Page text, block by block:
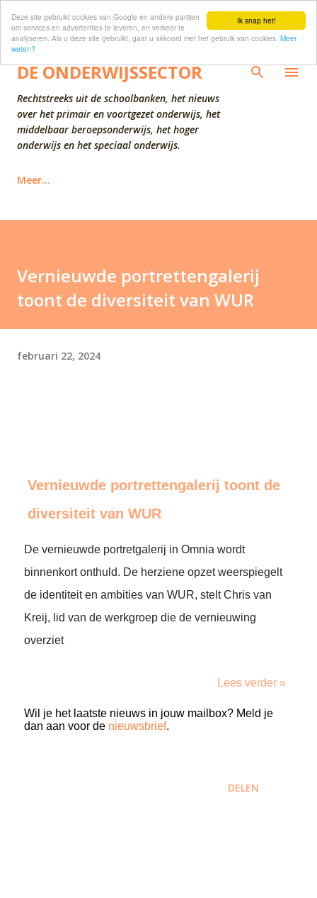
Ik snap het!
Deze site gebruikt cookies van Google en andere partijen
om services en advertenties te leveren, en verkeer te
analyseren. Als u deze site gebruikt, gaat u akkoord met het gebruik van cookies. Meer
weten?
Doorgaan naar hoofdcontent
DE ONDERWIJSSECTOR
Rechtstreeks uit de schoolbanken, het nieuws
over het primair en voortgezet onderwijs, het
middelbaar beroepsonderwijs, het hoger
onderwijs en het speciaal onderwijs.
Meer…
Vernieuwde portrettengalerij
toont de diversiteit van WUR
februari 22, 2024
Vernieuwde portrettengalerij toont de
diversiteit van WUR
De vernieuwde portretgalerij in Omnia wordt
binnenkort onthuld. De herziene opzet weerspiegelt
de identiteit en ambities van WUR, stelt Chris van
Kreij, lid van de werkgroep die de vernieuwing
overziet
Lees verder »
Wil je het laatste nieuws in jouw mailbox? Meld je
dan aan voor de nieuwsbrief.
DELEN